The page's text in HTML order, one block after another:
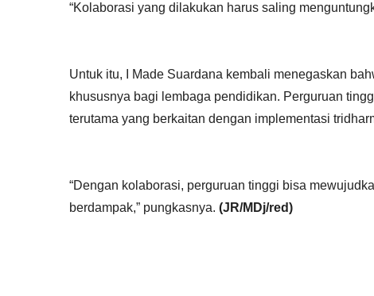
“Kolaborasi yang dilakukan harus saling
Untuk itu, I Made Suardana kembali menegaskan
khususnya bagi lembaga pendidikan. Perguruan
terutama yang berkaitan dengan implementasi
“Dengan kolaborasi, perguruan tinggi bisa
berdampak,” pungkasnya. (JR/MDj/red)